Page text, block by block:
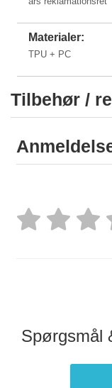
Materialer:
TPU + PC
Tilbehør /
Spørgsmål